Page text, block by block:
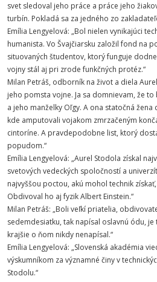
svet sledoval jeho práce a práce jeho
turbín. Pokladá sa za jedného zo
Emília Lengyelová: „Bol nielen vynikajúci
humanista. Vo Švajčiarsku založil fond na
situovaných študentov, ktorý funguje
vojny stál aj pri zrode funkčných protéz.“
Milan Petráš, odborník na život a diela
jeho pomsta vojne. Ja sa domnievam, že
a jeho manželky Oľgy. A ona statočná
kde amputovali vojakom zmrzačeným
cintoríne. A pravdepodobne list, ktorý
popudom.“
Emília Lengyelová: „Aurel Stodola získal
svetových vedeckých spoločností a
najvyššou poctou, akú mohol technik
Obdivoval ho aj fyzik Albert Einstein.“
Milan Petráš: „Boli veľkí priatelia,
sedemdesiatku, tak napísal oslavnú ódu,
krajšie o ňom nikdy nenapísal.“
Emília Lengyelová: „Slovenská akadémia
výskumníkom za významné činy v
Stodolu.“